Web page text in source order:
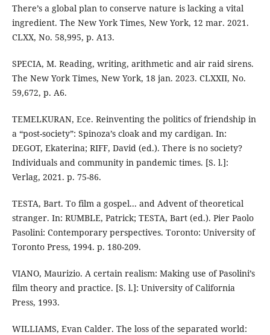
There’s a global plan to conserve nature is lacking a vital
ingredient. The New York Times, New York, 12 mar. 2021.
CLXX, No. 58,995, p. A13.
SPECIA, M. Reading, writing, arithmetic and air raid sirens.
The New York Times, New York, 18 jan. 2023. CLXXII, No.
59,672, p. A6.
TEMELKURAN, Ece. Reinventing the politics of friendship in
a “post-society”: Spinoza’s cloak and my cardigan. In:
DEGOT, Ekaterina; RIFF, David (ed.). There is no society?
Individuals and community in pandemic times. [S. l.]:
Verlag, 2021. p. 75-86.
TESTA, Bart. To film a gospel... and Advent of theoretical
stranger. In: RUMBLE, Patrick; TESTA, Bart (ed.). Pier Paolo
Pasolini: Contemporary perspectives. Toronto: University of
Toronto Press, 1994. p. 180-209.
VIANO, Maurizio. A certain realism: Making use of Pasolini’s
film theory and practice. [S. l.]: University of California
Press, 1993.
WILLIAMS, Evan Calder. The loss of the separated world: